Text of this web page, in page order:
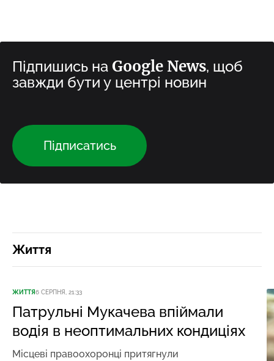
Підпишись на Google News, щоб
завжди бути у центрі новин
Підписатись
Життя
ЖИТТЯ6 СЕРПНЯ, 21:33
Патрульні Мукачева впіймали
водія в неоптимальних кондиціях
Місцеві правоохоронці притягнули